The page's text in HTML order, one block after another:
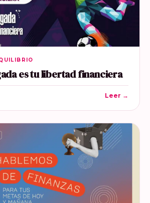
es tu libertad financiera
Leer →